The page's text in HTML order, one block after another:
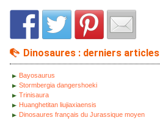
Dinosaures : derniers
Bayosaurus
Stormbergia dangershoeki
Trinisaura
Huanghetitan liujiaxiaensis
Dinosaures français du Jurassique moyen